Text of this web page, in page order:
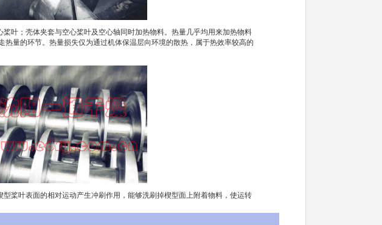
叶；壳体夹套与空心桨叶及空心轴同时加热物料。热量几乎均用来加热物料
量的环节。热量损失仅为通过机体保温层向环境的散热，属于热效率较高的
桨叶表面的相对运动产生冲刷作用，能够洗刷掉楔型面上附着物料，使运转